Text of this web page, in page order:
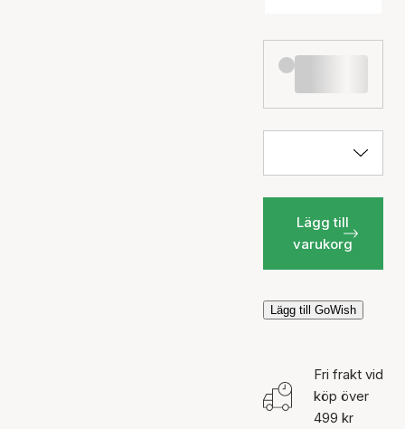
Lägg till
varukorg
Lägg till GoWish
Fri frakt vid
köp över
499 kr